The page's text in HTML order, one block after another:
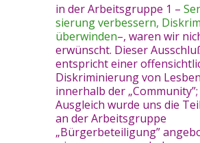
in der Arbeitsgruppe 1 –
sierung verbessern,
überwinden–, waren wir
erwünscht. Dieser
entspricht einer
Diskriminierung von Lesben
innerhalb der
Ausgleich wurde uns die
an der Arbeitsgruppe
„Bürgerbeteiligung”